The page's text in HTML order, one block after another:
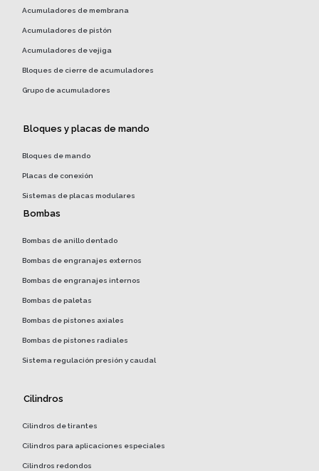
Acumuladores de membrana
Acumuladores de pistón
Acumuladores de vejiga
Bloques de cierre de acumuladores
Grupo de acumuladores
Bloques y placas de mando
Bloques de mando
Placas de conexión
Sistemas de placas modulares
Bombas
Bombas de anillo dentado
Bombas de engranajes externos
Bombas de engranajes internos
Bombas de paletas
Bombas de pistones axiales
Bombas de pistones radiales
Sistema regulación presión y caudal
Cilindros
Cilindros de tirantes
Cilindros para aplicaciones especiales
Cilindros redondos